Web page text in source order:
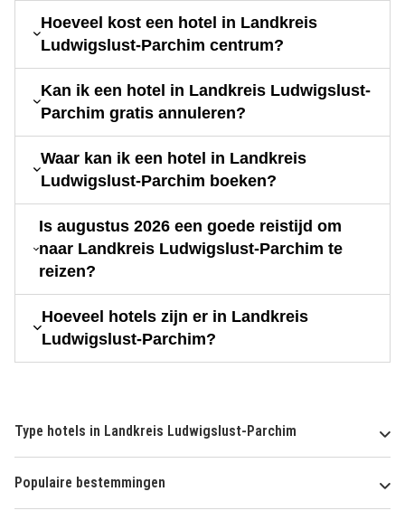
Hoeveel kost een hotel in Landkreis
Ludwigslust-Parchim centrum?
Kan ik een hotel in Landkreis Ludwigslust-
Parchim gratis annuleren?
Waar kan ik een hotel in Landkreis
Ludwigslust-Parchim boeken?
Is augustus 2026 een goede reistijd om
naar Landkreis Ludwigslust-Parchim te
reizen?
Hoeveel hotels zijn er in Landkreis
Ludwigslust-Parchim?
Type hotels in Landkreis Ludwigslust-Parchim
Populaire bestemmingen